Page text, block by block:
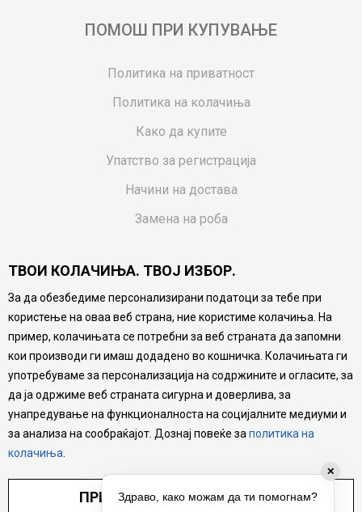
ПОМОШ ПРИ КУПУВАЊЕ
Политика на приватност
Политика на колачиња
Како да купите
Упатство за регистрација
Начини на достава
Замена на роба
Ваучери
Product Finder
FAQs
Настојуваме да бидеме што попрецизни во описот на
производите, прикажување на слики и цени, но не
можеме да гарантираме дека сите информации се
комплетни и без грешка. Сите производи се дел од
нашата понуда, но не се подразбира дека мора да се
достапни во секој момент.
ТВОИ КОЛАЧИЊА. ТВОЈ ИЗБОР.
За да обезбедиме персонализирани податоци за тебе при
користење на оваа веб страна, ние користиме колачиња. На
пример, колачињата се потребни за веб страната да запомни
кои производи ги имаш додадено во кошничка. Колачињата ги
употребуваме за персонализација на содржините и огласите, за
да ја одржиме веб страната сигурна и доверлива, за
унапредување на функционалноста на социјалните медиуми и
за анализа на сообраќајот. Дознај повеќе за политика на
колачиња
ПРИЛАГОДИ ПОСТАВУВАЊА
✕
Здраво, како можам да ти помогнам?